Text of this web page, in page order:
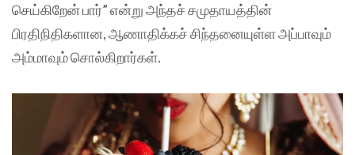
செய்கிறேன் பார்” என்று அந்தச் சமுதாயத்தின்
பிரதிநிதிகளான, ஆணாதிக்கச் சிந்தனையுள்ள அப்பாவும்
அம்மாவும் சொல்கிறார்கள்.